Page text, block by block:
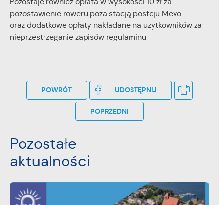
pozostawienie roweru poza stacją postoju Mevo
oraz dodatkowe opłaty nakładane na użytkowników za
nieprzestrzeganie zapisów regulaminu
POWRÓT UDOSTĘPNIJ
POPRZEDNI
Pozostałe
aktualności